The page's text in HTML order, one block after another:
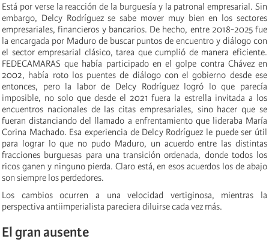
Está por verse la reacción de la burguesía y la patronal empresarial. Sin
embargo, Delcy Rodríguez se sabe mover muy bien en los sectores
empresariales, financieros y bancarios. De hecho, entre 2018-2025 fue
la encargada por Maduro de buscar puntos de encuentro y diálogo con
el sector empresarial clásico, tarea que cumplió de manera eficiente.
FEDECAMARAS que había participado en el golpe contra Chávez en
2002, había roto los puentes de diálogo con el gobierno desde ese
entonces, pero la labor de Delcy Rodríguez logró lo que parecía
imposible, no solo que desde el 2021 fuera la estrella invitada a los
encuentros nacionales de las citas empresariales, sino hacer que se
fueran distanciando del llamado a enfrentamiento que lideraba María
Corina Machado. Esa experiencia de Delcy Rodríguez le puede ser útil
para lograr lo que no pudo Maduro, un acuerdo entre las distintas
fracciones burguesas para una transición ordenada, donde todos los
ricos ganen y ninguno pierda. Claro está, en esos acuerdos los de abajo
son siempre los perdedores.
Los cambios ocurren a una velocidad vertiginosa, mientras la
perspectiva antiimperialista pareciera diluirse cada vez más.
El gran ausente